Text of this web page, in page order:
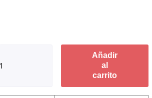
Añadir
al
carrito